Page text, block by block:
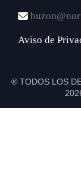
Aviso de
® TODOS LOS